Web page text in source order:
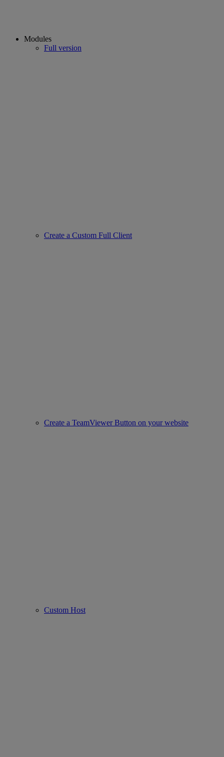
Modules
Full version
Create a Custom Full Client
Create a TeamViewer Button on your website
Custom Host